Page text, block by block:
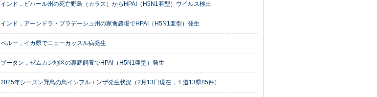
インド，ビハール州の死亡野鳥（カラス）からHPAI（H5N1亜型）ウイルス検出
インド，アーンドラ・プラデーシュ州の家禽農場でHPAI（H5N1亜型）発生
ペルー，イカ県でニューカッスル病発生
ブータン，ゼムカン地区の裏庭飼養でHPAI（H5N1亜型）発生
2025年シーズン野鳥の鳥インフルエンザ発生状況（2月13日現在，１道13県85件）